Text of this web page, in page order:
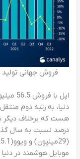
دنیا، به رتبه دوم
موبایل هوشمند در